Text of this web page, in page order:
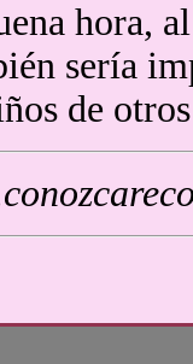
hora,
sería
de